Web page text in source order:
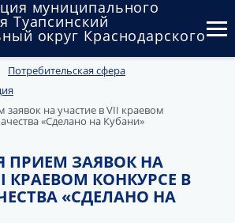
муниципального
Туапсинский
округ Краснодарского
и муниципальный контроль
Потребительская сфера
на участие в VII краевом
«Сделано на Кубани»
ПРИЕМ ЗАЯВОК НА
КРАЕВОМ КОНКУРСЕ В
«СДЕЛАНО НА